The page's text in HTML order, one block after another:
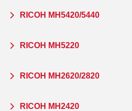
RICOH MH5420/5440
RICOH MH5220
RICOH MH2620/2820
RICOH MH2420